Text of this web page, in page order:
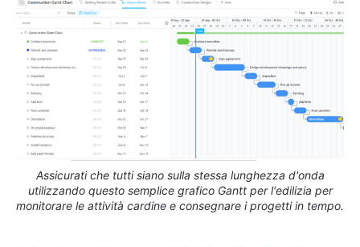
Assicurati che tutti siano sulla stessa lunghezza d'onda
utilizzando questo semplice grafico Gantt per l'edilizia per
monitorare le attività cardine e consegnare i progetti in tempo.